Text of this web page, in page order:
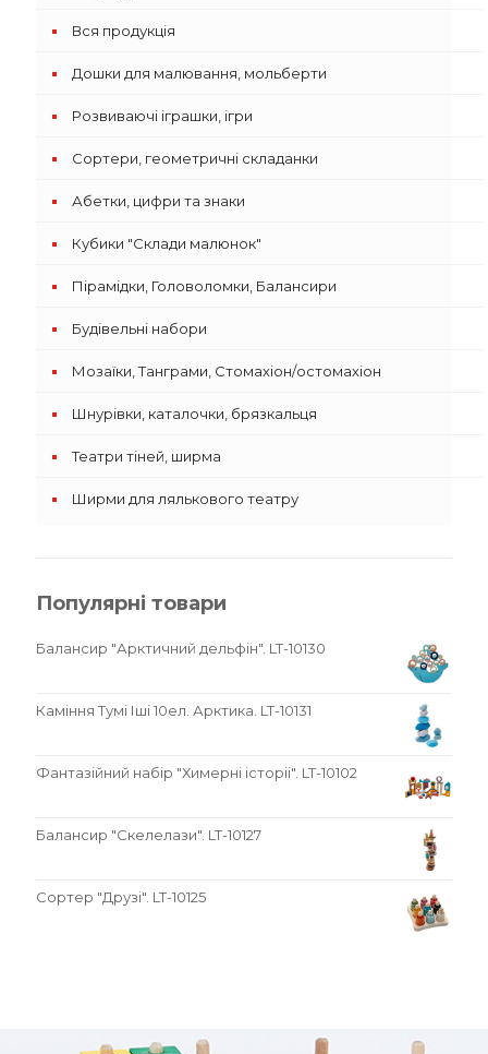
Вся продукція
Дошки для малювання, мольберти
Розвиваючі іграшки, ігри
Сортери, геометричні складанки
Абетки, цифри та знаки
Кубики "Склади малюнок"
Пірамідки, Головоломки, Балансири
Будівельні набори
Мозаїки, Танграми, Стомахіон/остомахіон
Шнурівки, каталочки, брязкальця
Театри тіней, ширма
Ширми для лялькового театру
Популярні товари
Балансир "Арктичний дельфін". LT-10130
Каміння Тумі Іші 10ел. Арктика. LT-10131
Фантазійний набір "Химерні історіі". LT-10102
Балансир "Скелелази". LT-10127
Сортер "Друзі". LT-10125